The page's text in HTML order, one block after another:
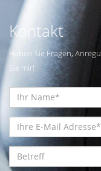
Kontakt
Haben Sie Fragen,
Sie mir!